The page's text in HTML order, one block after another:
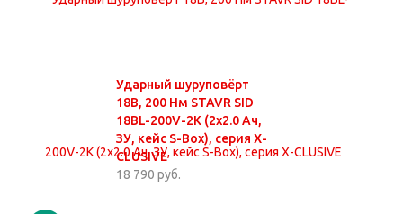
Ударный шуруповёрт
18В, 200 Нм STAVR SID
18BL-200V-2K (2х2.0 Ач,
ЗУ, кейс S-Box), серия X-
CLUSIVE
18 790 руб.